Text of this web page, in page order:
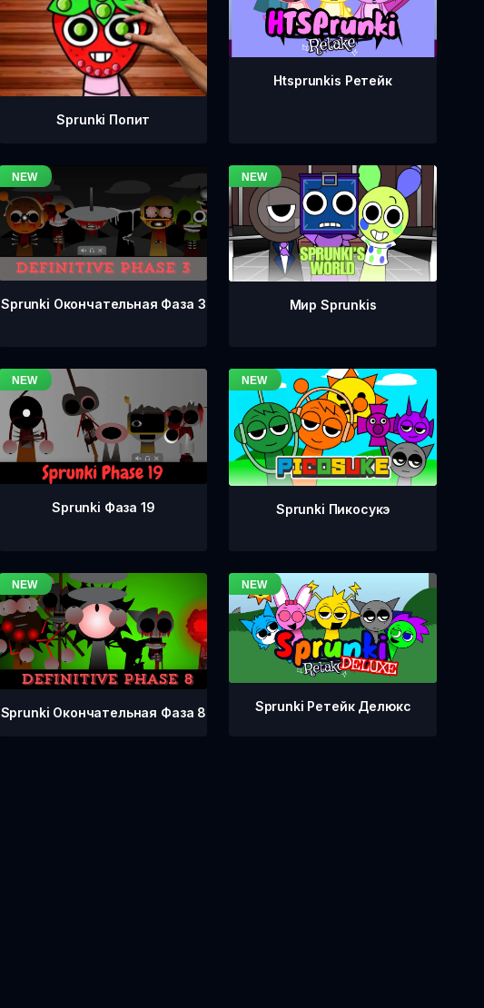
Sprunki Попит
Htsprunkis Ретейк
Sprunki Окончательная Фаза 3 Мир Sprunkis
Sprunki Фаза 19 Sprunki Пикосукэ
Sprunki Окончательная Фаза 8 Sprunki Ретейк Делюкс